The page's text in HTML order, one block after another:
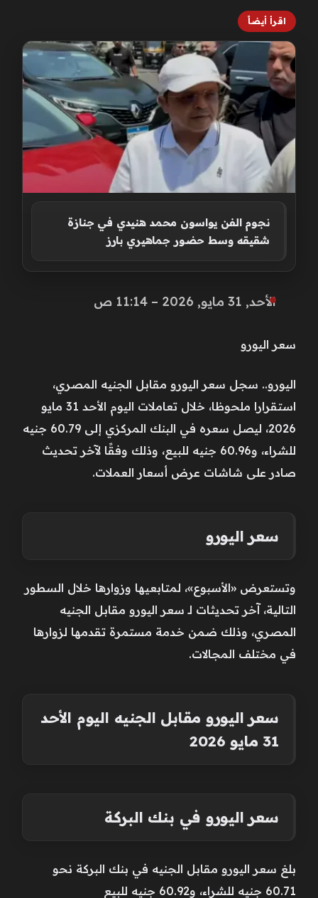
اقرأ أيضاً
نجوم الفن يواسون محمد هنيدي في جنازة
شقيقه وسط حضور جماهيري بارز
الأحد, 31 مايو, 2026 – 11:14 ص
سعر اليورو
اليورو.. سجل سعر اليورو مقابل الجنيه المصري،
استقرارا ملحوظا، خلال تعاملات اليوم الأحد 31 مايو
2026، ليصل سعره في البنك المركزي إلى 60.79 جنيه
للشراء، و60.96 جنيه للبيع، وذلك وفقًا لآخر تحديث
صادر على شاشات عرض أسعار العملات.
سعر اليورو
وتستعرض «الأسبوع»، لمتابعيها وزوارها خلال السطور
التالية، آخر تحديثات لـ سعر اليورو مقابل الجنيه
المصري، وذلك ضمن خدمة مستمرة تقدمها لزوارها
في مختلف المجالات.
سعر اليورو مقابل الجنيه اليوم الأحد
31 مايو 2026
سعر اليورو في بنك البركة
بلغ سعر اليورو مقابل الجنيه في بنك البركة نحو
60.71 جنيه للشراء، و60.92 جنيه للبيع